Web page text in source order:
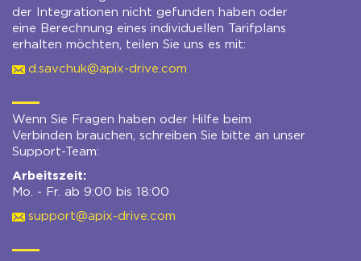
der Integrationen nicht gefunden haben oder
eine Berechnung eines individuellen Tarifplans
erhalten möchten, teilen Sie uns es mit:
d.savchuk@apix-drive.com
Wenn Sie Fragen haben oder Hilfe beim
Verbinden brauchen, schreiben Sie bitte an unser
Support-Team:
Arbeitszeit:
Mo. - Fr. ab 9:00 bis 18:00
support@apix-drive.com